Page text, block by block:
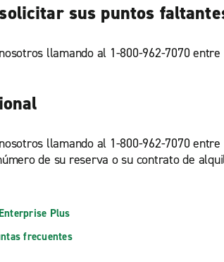
sus puntos
llamando al 1-800-962-7070
llamando al 1-800-962-7070
de su reserva o su contrato de
Plus
frecuentes